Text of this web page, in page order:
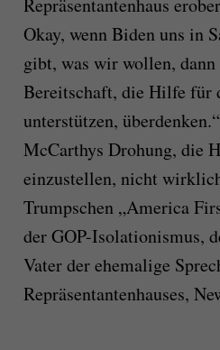
Repräsentantenhaus
Okay, wenn Biden uns in
gibt, was wir wollen,
Bereitschaft, die Hilfe für
unterstützen,
McCarthys Drohung, die
einzustellen, nicht
Trumpschen „America
der GOP-Isolationismus,
Vater der ehemalige
Repräsentantenhauses,